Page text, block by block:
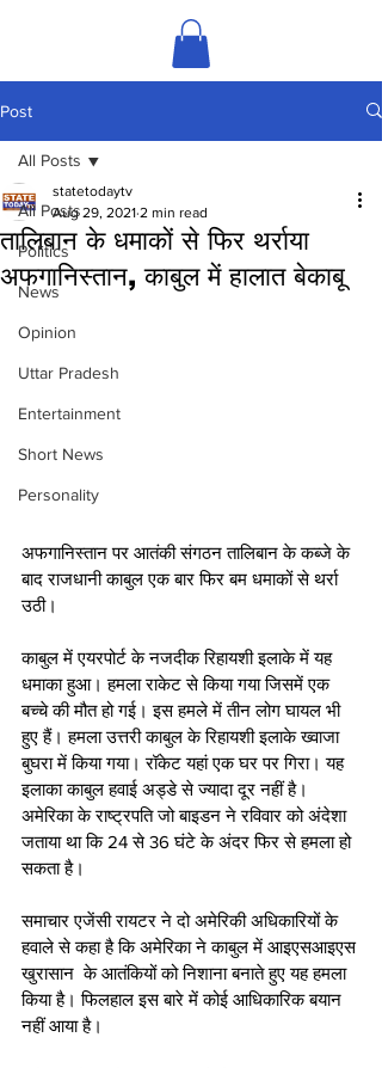
Post
All Posts
Politics
News
Opinion
Uttar Pradesh
Entertainment
Short News
Personality
All Posts
तालिबान के धमाकों से फिर थर्राया
अफगानिस्तान, काबुल में हालात बेकाबू
statetodaytv
Aug 29, 2021 2 min read
अफगानिस्तान पर आतंकी संगठन तालिबान के कब्जे के
बाद राजधानी काबुल एक बार फिर बम धमाकों से थर्रा
उठी।
काबुल में एयरपोर्ट के नजदीक रिहायशी इलाके में यह
धमाका हुआ। हमला राकेट से किया गया जिसमें एक
बच्चे की मौत हो गई। इस हमले में तीन लोग घायल भी
हुए हैं। हमला उत्तरी काबुल के रिहायशी इलाके ख्वाजा
बुघरा में किया गया। रॉकेट यहां एक घर पर गिरा। यह
इलाका काबुल हवाई अड्डे से ज्यादा दूर नहीं है।
अमेरिका के राष्ट्रपति जो बाइडन ने रविवार को अंदेशा
जताया था कि 24 से 36 घंटे के अंदर फिर से हमला हो
सकता है।
समाचार एजेंसी रायटर ने दो अमेरिकी अधिकारियों के
हवाले से कहा है कि अमेरिका ने काबुल में आइएसआइएस
खुरासान  के आतंकियों को निशाना बनाते हुए यह हमला
किया है। फिलहाल इस बारे में कोई आधिकारिक बयान
नहीं आया है।